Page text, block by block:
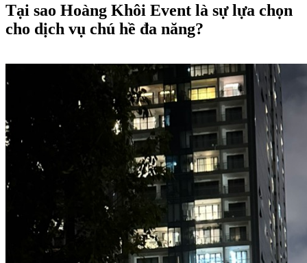
Tại sao Hoàng Khôi Event là sự lựa chọn
cho dịch vụ chú hề đa năng?